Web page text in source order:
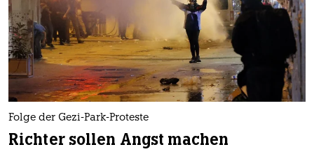
Folge der Gezi-Park-Proteste
Richter sollen Angst machen